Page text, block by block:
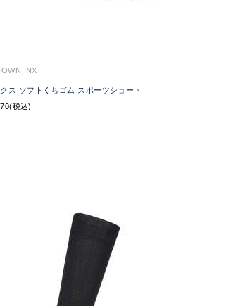
INX
ス ソフトくちゴム スポーツショート
税込)